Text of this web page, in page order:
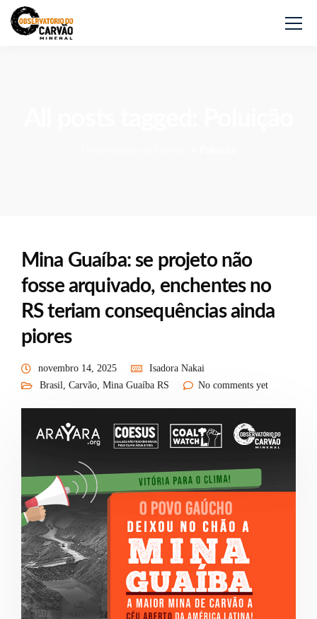
Mina Guaíba: se projeto não
fosse arquivado, enchentes no
RS teriam consequências ainda
piores
novembro 14, 2025
Isadora Nakai
Brasil, Carvão, Mina Guaíba RS No comments yet